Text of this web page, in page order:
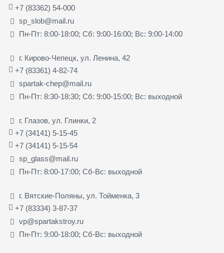
+7 (83362) 54-000
sp_slob@mail.ru
Пн-Пт: 8:00-18:00; Сб: 9:00-16:00; Вс: 9:00-14:00
г. Кирово-Чепецк, ул. Ленина, 42
+7 (83361) 4-82-74
spartak-chep@mail.ru
Пн-Пт: 8:30-18:30; Сб: 9:00-15:00; Вс: выходной
г. Глазов, ул. Глинки, 2
+7 (34141) 5-15-45
+7 (34141) 5-15-54
sp_glass@mail.ru
Пн-Пт: 8:00-17:00; Сб-Вс: выходной
г. Вятские-Поляны, ул. Тойменка, 3
+7 (83334) 3-87-37
vp@spartakstroy.ru
Пн-Пт: 9:00-18:00; Сб-Вс: выходной